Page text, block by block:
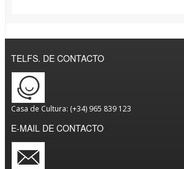
TELFS. DE CONTACTO
Casa de Cultura: (+34) 965 839 123
E-MAIL DE CONTACTO